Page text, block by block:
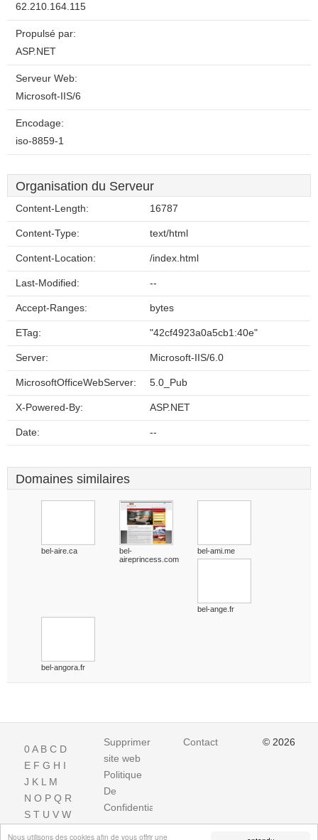
Nous utilisons des cookies afin de vous offrir une
62.210.164.115
Propulsé par:
ASP.NET
Serveur Web:
Microsoft-IIS/6
Encodage:
iso-8859-1
Organisation du Serveur
Content-Length: 16787
Content-Type: text/html
Content-Location: /index.html
Last-Modified: --
Accept-Ranges: bytes
ETag: "42cf4923a0a5cb1:40e"
Server: Microsoft-IIS/6.0
MicrosoftOfficeWebServer: 5.0_Pub
X-Powered-By: ASP.NET
Date: --
Domaines similaires
bel-aire.ca
bel-
aireprincess.com
bel-ami.me
bel-ange.fr
bel-angora.fr
0A B C D
E F G H I
J K L M
N O P Q R
S T U V W
Supprimer
site web
Politique
De
Confidentialite
Contact © 2026